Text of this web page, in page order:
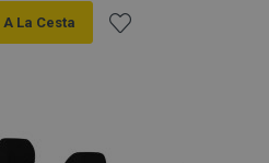
La Cesta
Lista